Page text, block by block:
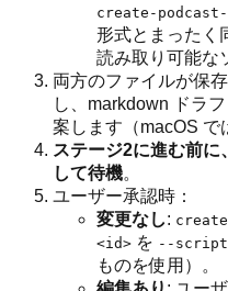
create-
形式とまったく
読み取り可能な
両方のファイルが保
し、markdown ドラ
案します（macOS で
ステージ2に進む前に
して待機。
ユーザー承認時：
変更なし:
<id> を --
ものを使用）。